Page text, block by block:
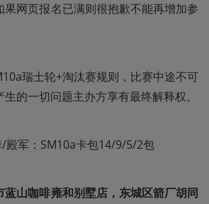
果网页报名已满则很抱歉不能再增加参
瑞士轮+淘汰赛规则，比赛中途不可
的一切问题主办方享有最终解释权。
殿军：SM10a卡包14/9/5/2包
蓝山咖啡雍和别墅店，东城区箭厂胡同